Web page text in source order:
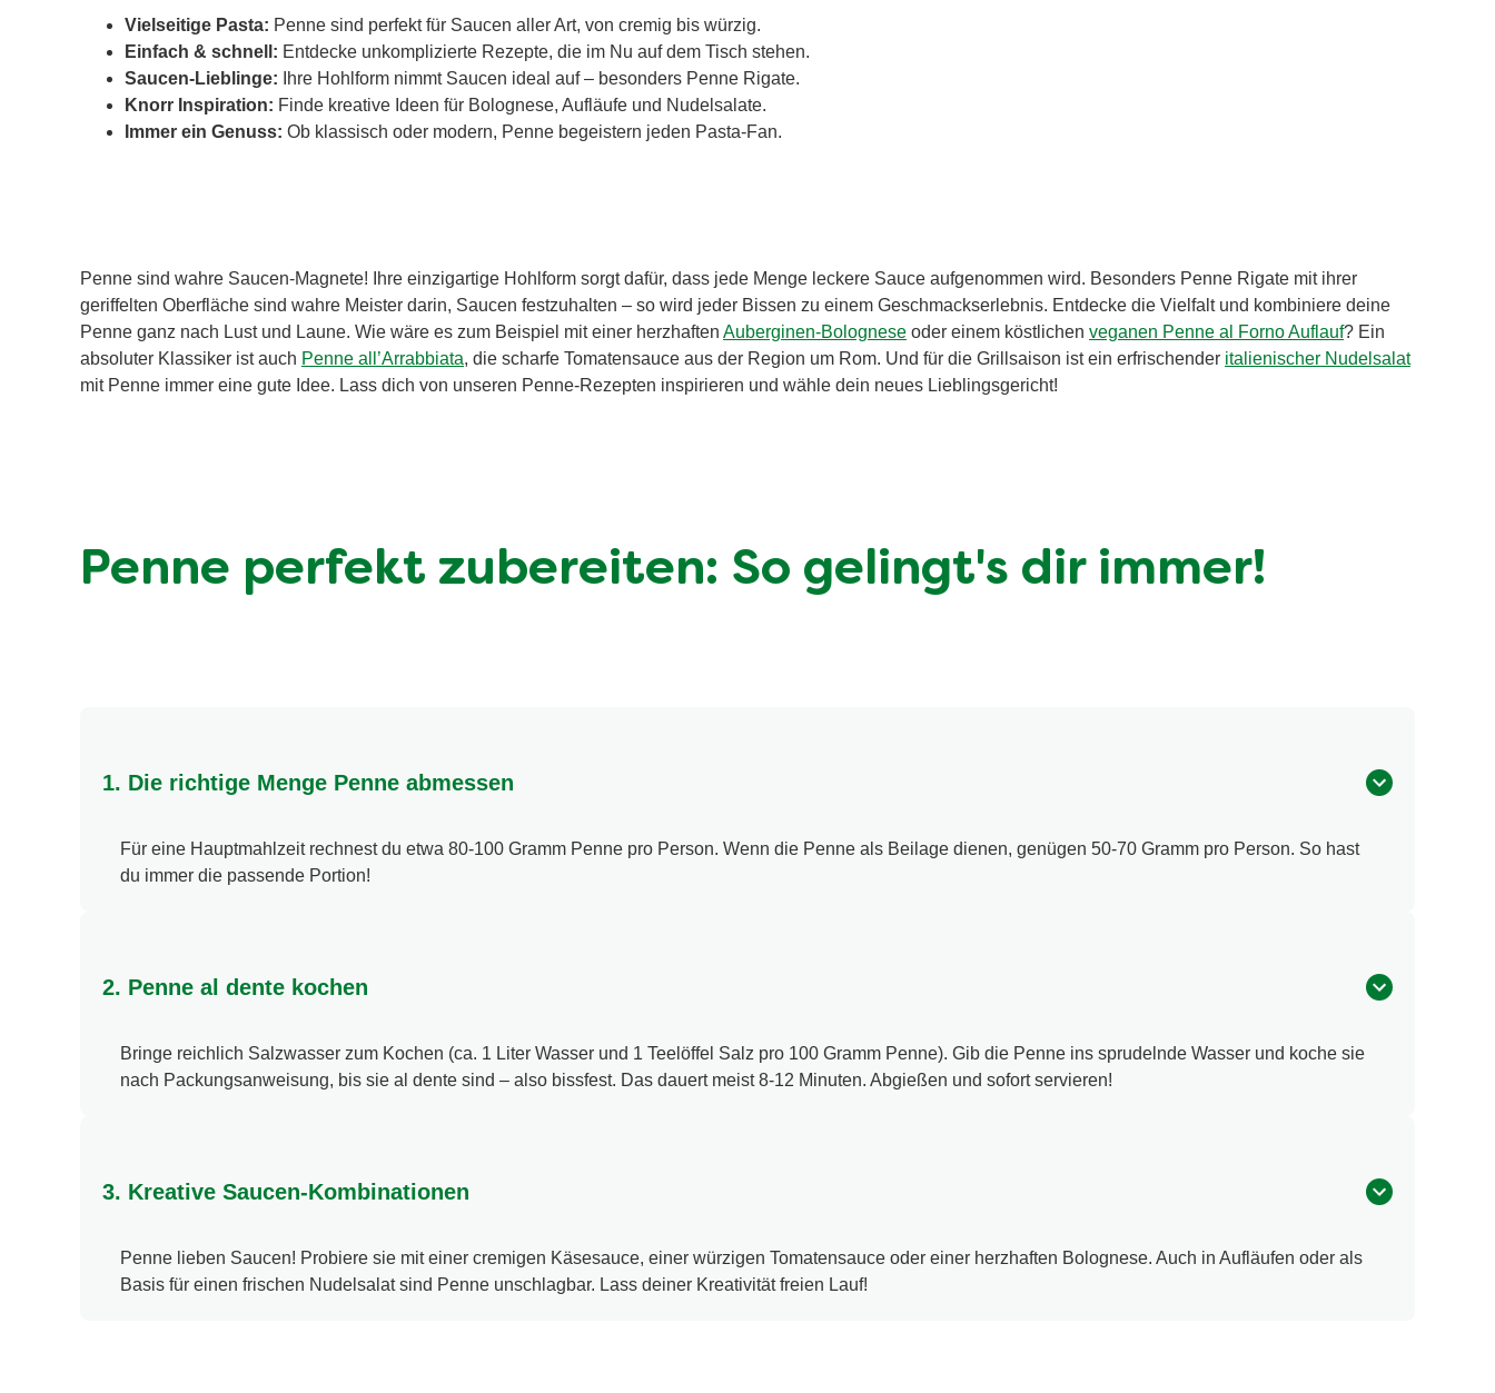
Vielseitige Pasta: Penne sind perfekt für Saucen aller Art, von cremig bis würzig.
Einfach & schnell: Entdecke unkomplizierte Rezepte, die im Nu auf dem Tisch stehen.
Saucen-Lieblinge: Ihre Hohlform nimmt Saucen ideal auf – besonders Penne Rigate.
Knorr Inspiration: Finde kreative Ideen für Bolognese, Aufläufe und Nudelsalate.
Immer ein Genuss: Ob klassisch oder modern, Penne begeistern jeden Pasta-Fan.
Penne sind wahre Saucen-Magnete! Ihre einzigartige Hohlform sorgt dafür, dass jede Menge leckere Sauce aufgenommen wird. Besonders Penne Rigate mit ihrer
geriffelten Oberfläche sind wahre Meister darin, Saucen festzuhalten – so wird jeder Bissen zu einem Geschmackserlebnis. Entdecke die Vielfalt und kombiniere deine
Penne ganz nach Lust und Laune. Wie wäre es zum Beispiel mit einer herzhaften Auberginen-Bolognese oder einem köstlichen veganen Penne al Forno Auflauf? Ein
absoluter Klassiker ist auch Penne all’Arrabbiata, die scharfe Tomatensauce aus der Region um Rom. Und für die Grillsaison ist ein erfrischender italienischer Nudelsalat
mit Penne immer eine gute Idee. Lass dich von unseren Penne-Rezepten inspirieren und wähle dein neues Lieblingsgericht!
Penne perfekt zubereiten: So gelingt's dir immer!
1. Die richtige Menge Penne abmessen
Für eine Hauptmahlzeit rechnest du etwa 80-100 Gramm Penne pro Person. Wenn die Penne als Beilage dienen, genügen 50-70 Gramm pro Person. So hast
du immer die passende Portion!
2. Penne al dente kochen
Bringe reichlich Salzwasser zum Kochen (ca. 1 Liter Wasser und 1 Teelöffel Salz pro 100 Gramm Penne). Gib die Penne ins sprudelnde Wasser und koche sie
nach Packungsanweisung, bis sie al dente sind – also bissfest. Das dauert meist 8-12 Minuten. Abgießen und sofort servieren!
3. Kreative Saucen-Kombinationen
Penne lieben Saucen! Probiere sie mit einer cremigen Käsesauce, einer würzigen Tomatensauce oder einer herzhaften Bolognese. Auch in Aufläufen oder als
Basis für einen frischen Nudelsalat sind Penne unschlagbar. Lass deiner Kreativität freien Lauf!